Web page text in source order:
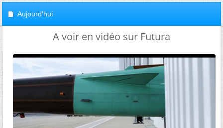
Aujourd'hui
A voir en vidéo sur Futura